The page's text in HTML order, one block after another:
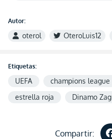
Autor:
oterol OteroLuis12
Etiquetas:
UEFA champions league
estrella roja
Dinamo
Compartir: